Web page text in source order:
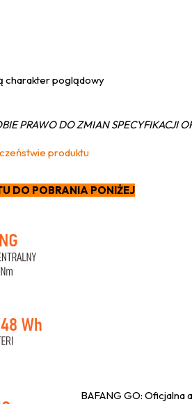
charakter poglądowy
PRAWO DO ZMIAN SPECYFIKACJI
produktu
DO POBRANIA PONIŻEJ
BAFANG GO: Oficjalna